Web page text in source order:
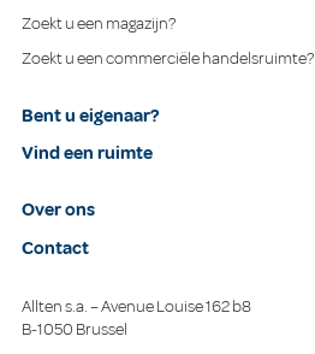
Zoekt u een magazijn?
Zoekt u een commerciële handelsruimte?
Bent u eigenaar?
Vind een ruimte
Over ons
Contact
Allten s.a. – Avenue Louise 162 b8
B-1050 Brussel